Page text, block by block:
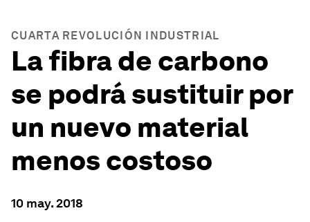
CUARTA REVOLUCIÓN INDUSTRIAL
La fibra de carbono
se podrá sustituir por
un nuevo material
menos costoso
10 may. 2018